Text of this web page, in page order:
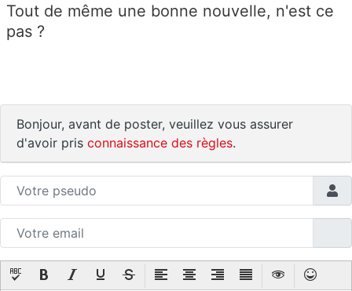
Tout de même une bonne nouvelle, n'est ce
pas ?
Bonjour, avant de poster, veuillez vous assurer
d'avoir pris connaissance des règles.